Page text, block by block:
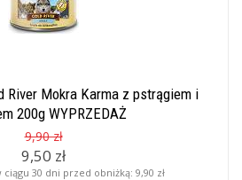
River Mokra Karma z pstrągiem i
200g WYPRZEDAŻ
9,90 zł
9,50 zł
ciągu 30 dni przed obniżką: 9,90 zł